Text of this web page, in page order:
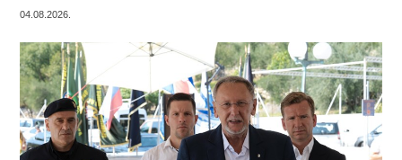
04.08.2026.